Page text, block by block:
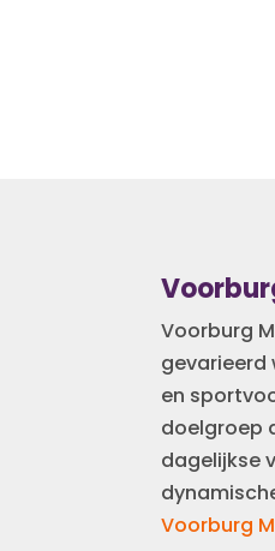
Voorburg
gevarieerd
en
doelgroep
dagelijkse
Voorburg